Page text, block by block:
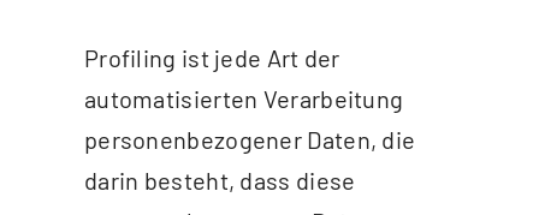
Profiling ist jede Art der
automatisierten Verarbeitung
personenbezogener Daten, die
darin besteht, dass diese